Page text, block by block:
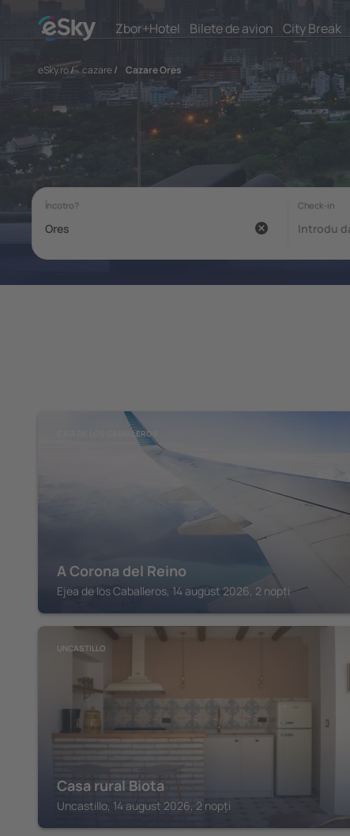
Zbor+Hotel Bilete de avion City Break
eSky.ro/ cazare/ Cazare Ores
EJEA DE LOS CABALLEROS
A Corona del Reino
Ejea de los Caballeros, 14 august 2026, 2 nopți
UNCASTILLO
Casa rural Biota
Uncastillo, 14 august 2026, 2 nopți